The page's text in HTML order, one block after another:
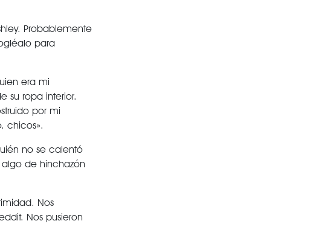
Probablemente
para
era mi
su ropa interior.
por mi
chicos».
no se calentó
de hinchazón
Nos
Nos pusieron